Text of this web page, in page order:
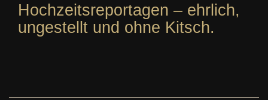
Hochzeitsreportagen – ehrlich,
ungestellt und ohne Kitsch.